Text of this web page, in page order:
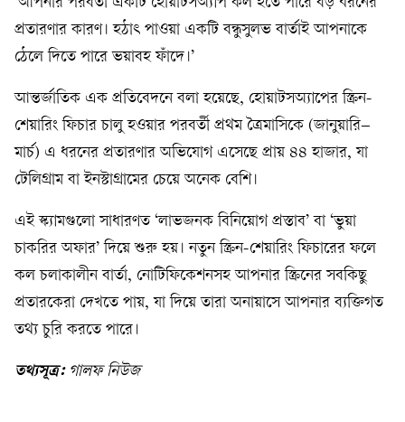
‘আপনার পরবর্তী একটি হোয়াটসঅ্যাপ কল হতে পারে বড় ধরনের
প্রতারণার কারণ। হঠাৎ পাওয়া একটি বন্ধুসুলভ বার্তাই আপনাকে
ঠেলে দিতে পারে ভয়াবহ ফাঁদে।’
আন্তর্জাতিক এক প্রতিবেদনে বলা হয়েছে, হোয়াটসঅ্যাপের স্ক্রিন-
শেয়ারিং ফিচার চালু হওয়ার পরবর্তী প্রথম ত্রৈমাসিকে (জানুয়ারি–
মার্চ) এ ধরনের প্রতারণার অভিযোগ এসেছে প্রায় ৪৪ হাজার, যা
টেলিগ্রাম বা ইনস্টাগ্রামের চেয়ে অনেক বেশি।
এই স্ক্যামগুলো সাধারণত ‘লাভজনক বিনিয়োগ প্রস্তাব’ বা ‘ভুয়া
চাকরির অফার’ দিয়ে শুরু হয়। নতুন স্ক্রিন-শেয়ারিং ফিচারের ফলে
কল চলাকালীন বার্তা, নোটিফিকেশনসহ আপনার স্ক্রিনের সবকিছু
প্রতারকেরা দেখতে পায়, যা দিয়ে তারা অনায়াসে আপনার ব্যক্তিগত
তথ্য চুরি করতে পারে।
তথ্যসূত্র: গালফ নিউজ